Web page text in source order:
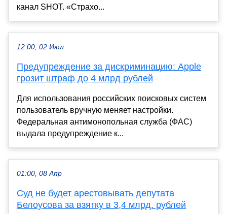
канал SHOT. «Страхо...
12:00, 02 Июл
Предупреждение за дискриминацию: Apple
грозит штраф до 4 млрд рублей
Для использования российских поисковых систем
пользователь вручную меняет настройки.
Федеральная антимонопольная служба (ФАС)
выдала предупреждение к...
01:00, 08 Апр
Суд не будет арестовывать депутата
Белоусова за взятку в 3,4 млрд. рублей